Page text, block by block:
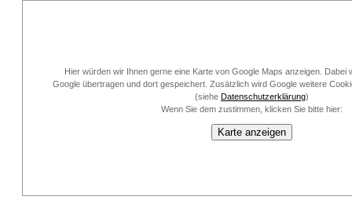
Hier würden wir Ihnen gerne eine Karte von Google Maps anzeigen. Dabei
Google übertragen und dort gespeichert. Zusätzlich wird Google weitere
(siehe Datenschutzerklärung)
Wenn Sie dem zustimmen, klicken Sie bitte hier:
Karte anzeigen